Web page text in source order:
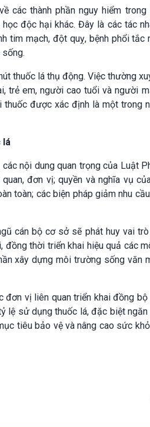
các thành phần nguy hiểm trong
độc hại khác. Đây là các tác
tim mạch, đột quỵ, bệnh phổi tắc
thuốc lá thụ động. Việc thường
trẻ em, người cao tuổi và người
được xác định là một trong
lá
nội dung quan trọng của Luật
đơn vị; quyền và nghĩa vụ
toàn; các biện pháp giảm nhu
cán bộ cơ sở sẽ phát huy vai
thời triển khai hiệu quả các
xây dựng môi trường sống văn
vị liên quan triển khai đồng bộ
lệ sử dụng thuốc lá, đặc biệt
tiêu bảo vệ và nâng cao sức